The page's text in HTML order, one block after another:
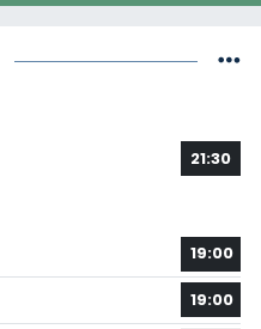
21:30
19:00
19:00